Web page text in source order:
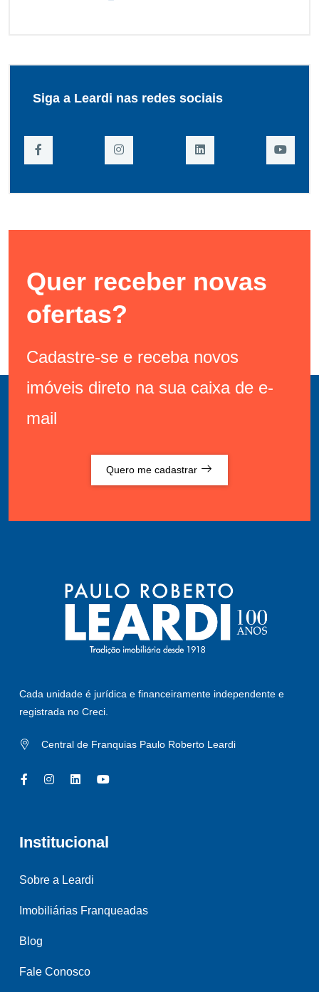
Siga a Leardi nas redes sociais
Quer receber novas
ofertas?
Cadastre-se e receba novos
imóveis direto na sua caixa de e-
mail
Quero me cadastrar
Cada unidade é jurídica e financeiramente independente e
registrada no Creci.
Central de Franquias Paulo Roberto Leardi
Institucional
Sobre a Leardi
Imobiliárias Franqueadas
Blog
Fale Conosco